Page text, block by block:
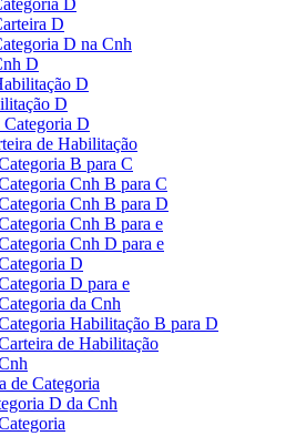
D
D na Cnh
D
D
D
Categoria D
de Habilitação
B para C
Cnh B para C
Cnh B para D
Cnh B para e
Cnh D para e
D
D para e
da Cnh
Habilitação B para D
de Habilitação
de Categoria
D da Cnh